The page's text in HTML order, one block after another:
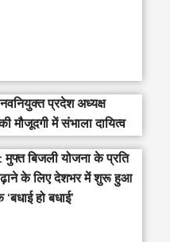
प्रदेश अध्यक्ष
मौजूदगी में संभाला दायित्व
मुफ्त बिजली योजना के प्रति
के लिए देशभर में शुरू हुआ
हो बधाई’